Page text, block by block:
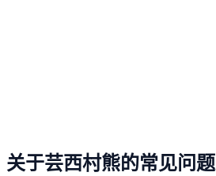
关于芸西村熊的常见问题